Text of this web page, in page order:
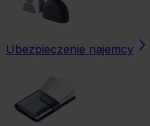
Ubezpieczenie najemcy